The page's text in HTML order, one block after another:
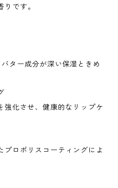
です。
ター成分が深い保湿ときめ
強化させ、健康的なリップケ
プロポリスコーティングによ